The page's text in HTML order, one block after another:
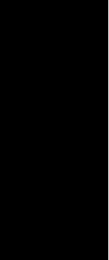
y general
.
Olives fué producida en
original:
la película Bored